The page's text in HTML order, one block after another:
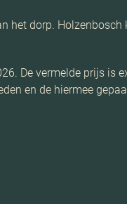
het dorp.
De vermelde prijs is
en de hiermee